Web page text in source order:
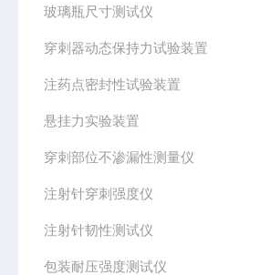
玻璃瓶尺寸测试仪
穿刺器动态保持力试验装置
注药点密封性试验装置
悬挂力实验装置
穿刺部位不渗漏性测量仪
注射针穿刺强度仪
注射针韧性测试仪
包装耐压强度测试仪